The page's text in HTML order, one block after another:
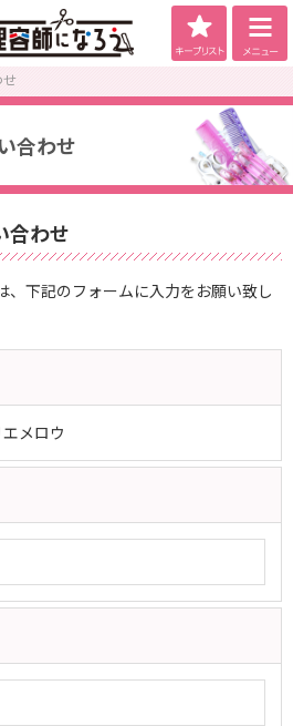
合わせ
ている美容専門学生向け求人サイトです。
り！社会保険完備サロンを厳選掲載！
合わせ
、下記のフォームに入力をお願い致し
メロウ
キープリ